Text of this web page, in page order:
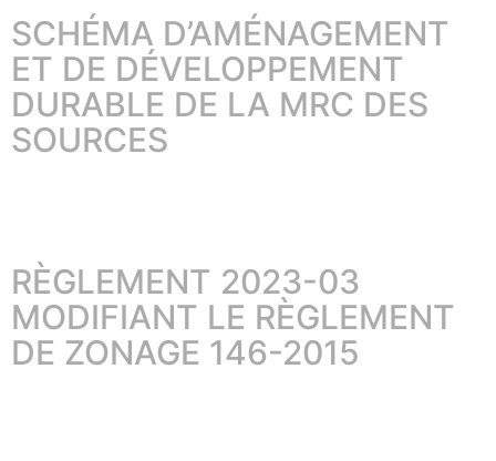
SCHÉMA D’AMÉNAGEMENT
ET DE DÉVELOPPEMENT
DURABLE DE LA MRC DES
SOURCES
RÈGLEMENT 2023-03
MODIFIANT LE RÈGLEMENT
DE ZONAGE 146-2015